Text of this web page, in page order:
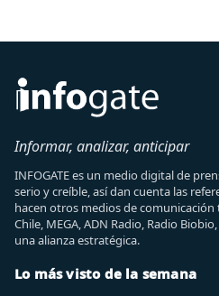
Informar, analizar, anticipar
INFOGATE es un medio digital de
serio y creíble, así dan cuenta las
hacen otros medios de comunicación
Chile, MEGA, ADN Radio, Radio
una alianza estratégica.
Lo más visto de la semana